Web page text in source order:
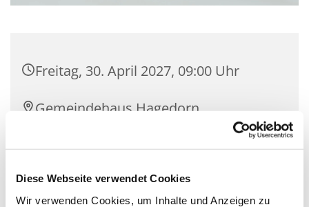
Diese Webseite verwendet Cookies
Wir verwenden Cookies, um Inhalte und Anzeigen zu
Freitag, 30. April 2027, 09:00 Uhr
Gemeindehaus Hagedorn,
Kirchlengern
Marleen Vogtländer